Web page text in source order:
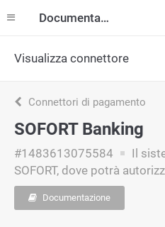
Documentazione
Visualizza connettore
Connettori di pagamento
SOFORT Banking
#1483613075584
Il
SOFORT, dove potrà
Documentazione